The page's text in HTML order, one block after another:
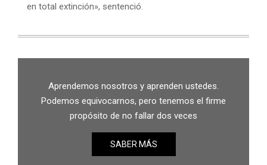
en total extinción», sentenció.
Aprendemos nosotros y aprenden ustedes.
Podemos equivocarnos, pero tenemos el firme
propósito de no fallar dos veces
SABER MÁS